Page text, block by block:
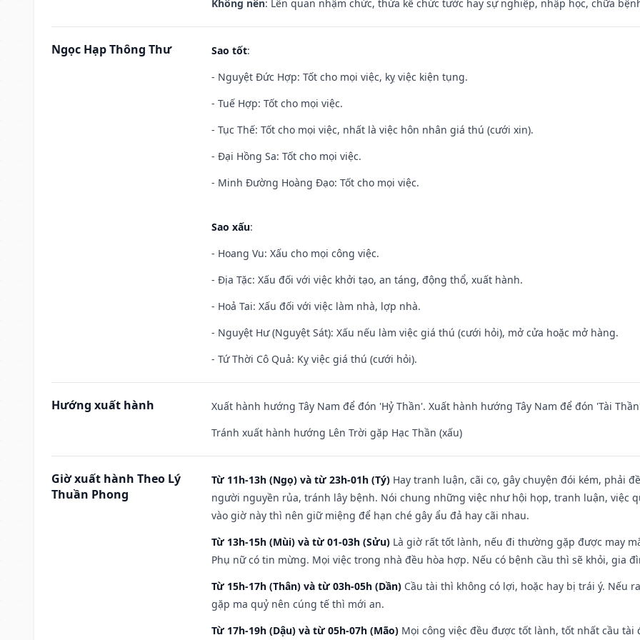
Không nên: Lên quan nhậm chức, thừa kế chức tước hay sự nghiệp, nhập học, chữa
Ngọc Hạp Thông Thư Sao tốt:
- Nguyệt Đức Hợp: Tốt cho mọi việc, kỵ việc kiện tụng.
- Tuế Hợp: Tốt cho mọi việc.
- Tục Thế: Tốt cho mọi việc, nhất là việc hôn nhân giá thú (cưới xin).
- Đại Hồng Sa: Tốt cho mọi việc.
- Minh Đường Hoàng Đạo: Tốt cho mọi việc.
Sao xấu:
- Hoang Vu: Xấu cho mọi công việc.
- Địa Tặc: Xấu đối với việc khởi tạo, an táng, động thổ, xuất hành.
- Hoả Tai: Xấu đối với việc làm nhà, lợp nhà.
- Nguyệt Hư (Nguyệt Sát): Xấu nếu làm việc giá thú (cưới hỏi), mở cửa hoặc mở hàng.
- Tứ Thời Cô Quả: Kỵ việc giá thú (cưới hỏi).
Hướng xuất hành
Xuất hành hướng Tây Nam để đón 'Hỷ Thần'. Xuất hành hướng Tây Nam để đón 'Tài
Tránh xuất hành hướng Lên Trời gặp Hạc Thần (xấu)
Giờ xuất hành Theo Lý
Thuần Phong
Từ 11h-13h (Ngọ) và từ 23h-01h (Tý) Hay tranh luận, cãi cọ, gây chuyện đói kém, phải
người nguyền rủa, tránh lây bệnh. Nói chung những việc như hội họp, tranh luận, việc
vào giờ này thì nên giữ miệng để hạn ché gây ẩu đả hay cãi nhau.
Từ 13h-15h (Mùi) và từ 01-03h (Sửu) Là giờ rất tốt lành, nếu đi thường gặp được may
Phụ nữ có tin mừng. Mọi việc trong nhà đều hòa hợp. Nếu có bệnh cầu thì sẽ khỏi, gia
Từ 15h-17h (Thân) và từ 03h-05h (Dần) Cầu tài thì không có lợi, hoặc hay bị trái ý. Nếu
gặp ma quỷ nên cúng tế thì mới an.
Từ 17h-19h (Dậu) và từ 05h-07h (Mão) Mọi công việc đều được tốt lành, tốt nhất cầu